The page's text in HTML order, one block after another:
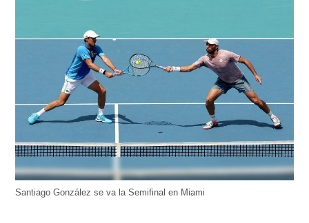
Santiago González se va la Semifinal en Miami